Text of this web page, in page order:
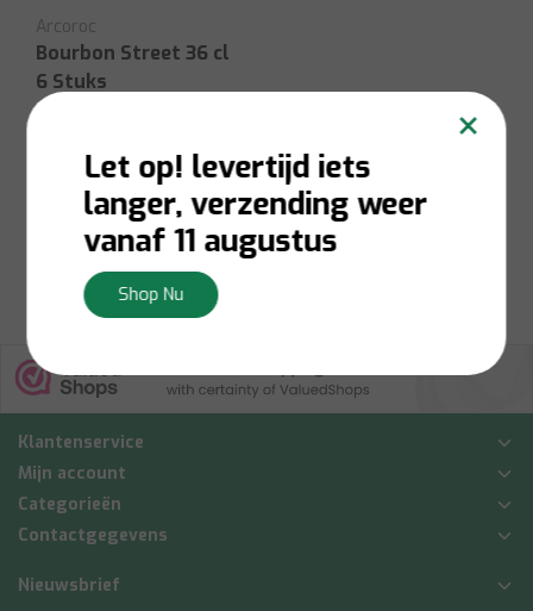
Arcoroc
Bourbon Street 36 cl
6 Stuks
Op voorraad:Levering 1-
3 werkdagen
Bekijken
Klantenservice
Mijn account
Categorieën
Contactgegevens
Nieuwsbrief
×
Let op! levertijd iets
langer, verzending weer
vanaf 11 augustus
Shop Nu